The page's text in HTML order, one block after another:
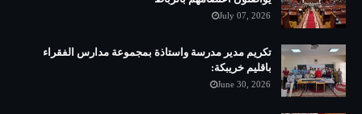
July 07, 2026
تكريم مدير مدرسة واستاذة بمجموعة مدارس الفقراء
باقليم خريبكة:
June 30, 2026